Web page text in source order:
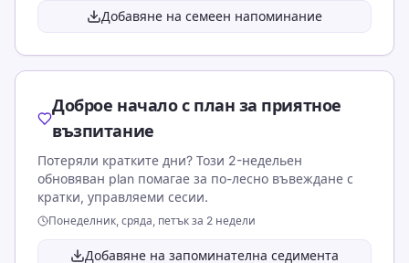
Добавяне на семеен напоминание
Доброе начало с план за приятное
възпитание
Потеряли кратките дни? Този 2-недельен
обновяван plan помагае за по-лесно въвеждане с
кратки, управляеми сесии.
Понеделник, сряда, петък за 2 недели
Добавяне на запоминателна седимента